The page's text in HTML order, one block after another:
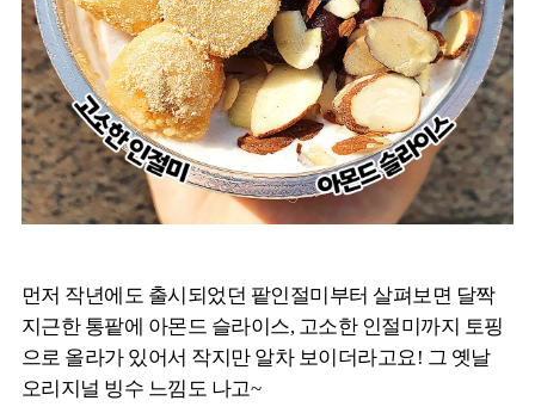
먼저 작년에도 출시되었던 팥인절미부터 살펴보면 달짝
지근한 통팥에 아몬드 슬라이스, 고소한 인절미까지 토핑
으로 올라가 있어서 작지만 알차 보이더라고요! 그 옛날
오리지널 빙수 느낌도 나고~